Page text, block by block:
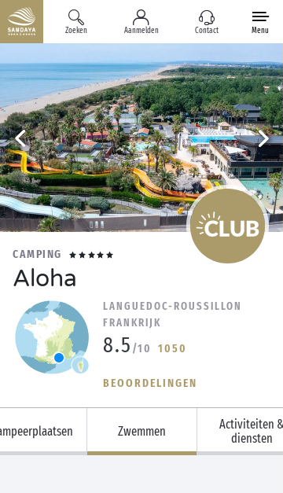
Zoeken Aanmelden Contact Menu
CAMPING
Aloha
LANGUEDOC-ROUSSILLON
FRANKRIJK
8.5 /10 1050
BEOORDELINGEN
Zwemmen
Activiteiten &
diensten